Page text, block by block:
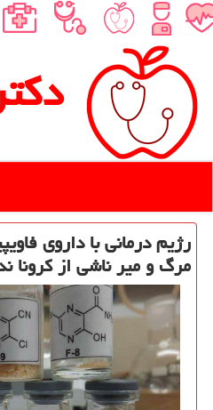
رژیم درمانی با داروی
مرگ و میر ناشی از كرونا